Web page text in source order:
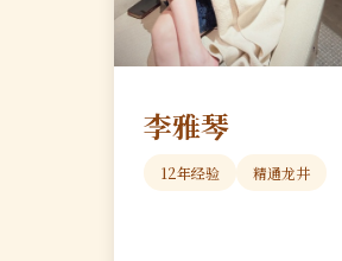
李雅琴
12年经验 精通龙井